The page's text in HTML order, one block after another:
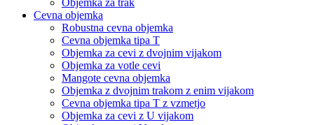
Cevna objemka
Robustna cevna objemka
Cevna objemka tipa T
Objemka za cevi z dvojnim vijakom
Objemka za votle cevi
Mangote cevna objemka
Objemka z dvojnim trakom z enim vijakom
Cevna objemka tipa T z vzmetjo
Objemka za cevi z U vijakom